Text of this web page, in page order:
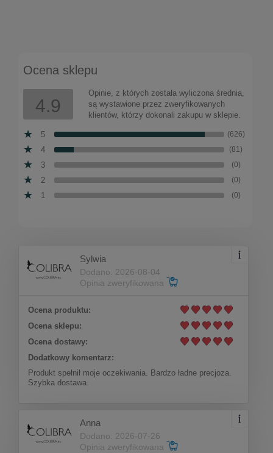
Ocena sklepu
4.9
Opinie, z których została wyliczona średnia,
są wystawione przez zweryfikowanych
klientów, którzy dokonali zakupu w sklepie.
5 (626)
4 (81)
3 (0)
2 (0)
1 (0)
Sylwia
Dodano: 2026-08-04
Opinia zweryfikowana
Ocena produktu:
Ocena sklepu:
Ocena dostawy:
Dodatkowy komentarz:
Produkt spełnił moje oczekiwania. Bardzo ładne precjoza.
Szybka dostawa.
Anna
Dodano: 2026-07-26
Opinia zweryfikowana